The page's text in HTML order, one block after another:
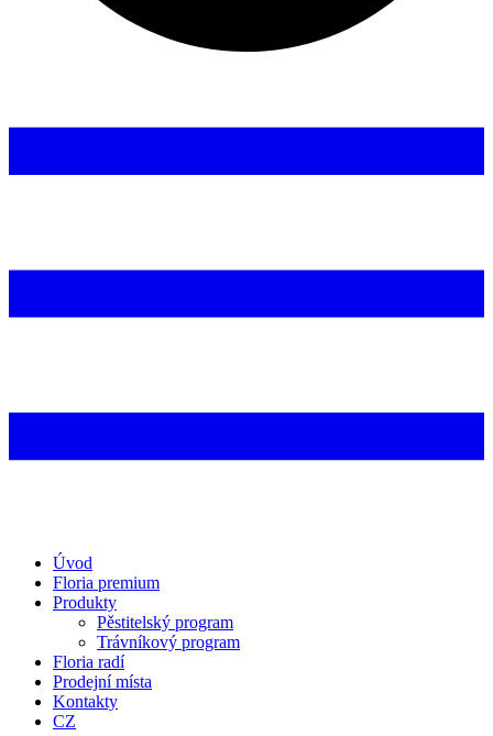
Úvod
Floria premium
Produkty
Pěstitelský program
Trávníkový program
Floria radí
Prodejní místa
Kontakty
CZ